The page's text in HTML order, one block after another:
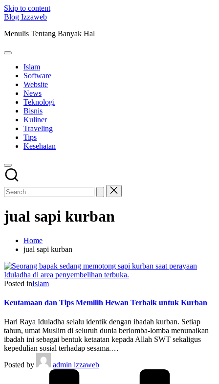
Skip to content
Blog Izzaweb
Menulis Tentang Banyak Hal
Islam
Software
Website
News
Teknologi
Bisnis
Kuliner
Traveling
Tips
Kesehatan
jual sapi kurban
Home
jual sapi kurban
Posted inIslam
Keutamaan dan Tips Memilih Hewan Terbaik untuk Kurban
Hari Raya Iduladha selalu identik dengan ibadah kurban. Setiap
tahun, umat Muslim di seluruh dunia berlomba-lomba menunaikan
ibadah ini sebagai bentuk ketaatan kepada Allah SWT sekaligus
kepedulian sosial terhadap sesama.…
Posted by
admin izzaweb